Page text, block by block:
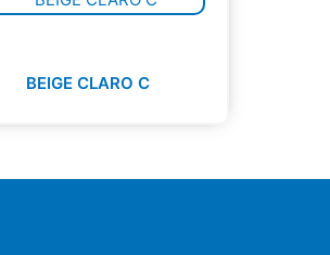
BEIGE CLARO C